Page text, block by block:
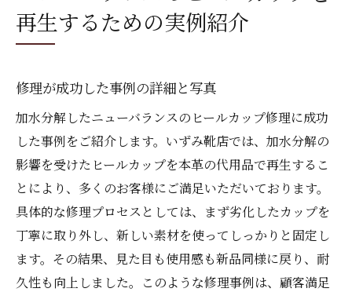
再生するための実例紹介
修理が成功した事例の詳細と写真
加水分解したニューバランスのヒールカップ修理に成功
した事例をご紹介します。いずみ靴店では、加水分解の
影響を受けたヒールカップを本革の代用品で再生するこ
とにより、多くのお客様にご満足いただいております。
具体的な修理プロセスとしては、まず劣化したカップを
丁寧に取り外し、新しい素材を使ってしっかりと固定し
ます。その結果、見た目も使用感も新品同様に戻り、耐
久性も向上しました。このような修理事例は、顧客満足